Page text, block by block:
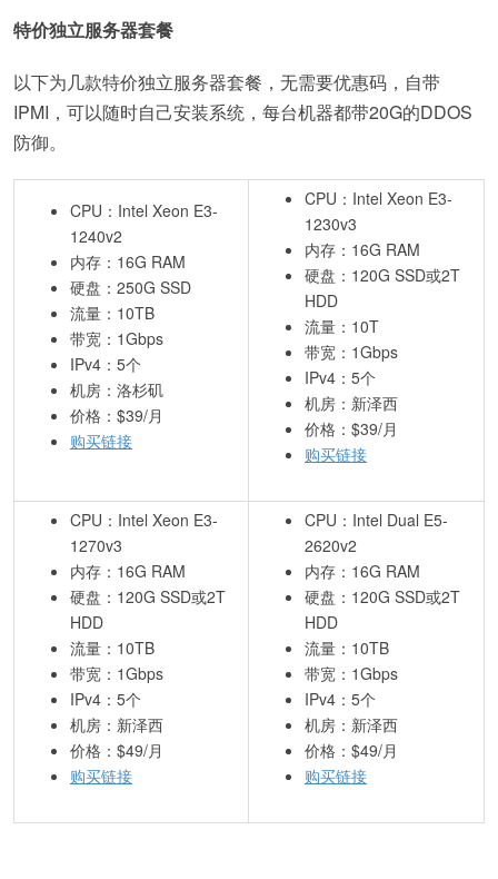
特价独立服务器套餐
以下为几款特价独立服务器套餐，无需要优惠码，自带
IPMI，可以随时自己安装系统，每台机器都带20G的DDOS
防御。
CPU：Intel Xeon E3-
1240v2
内存：16G RAM
硬盘：250G SSD
流量：10TB
带宽：1Gbps
IPv4：5个
机房：洛杉矶
价格：$39/月
购买链接
CPU：Intel Xeon E3-
1230v3
内存：16G RAM
硬盘：120G SSD或2T
HDD
流量：10T
带宽：1Gbps
IPv4：5个
机房：新泽西
价格：$39/月
购买链接
CPU：Intel Xeon E3-
1270v3
内存：16G RAM
硬盘：120G SSD或2T
HDD
流量：10TB
带宽：1Gbps
IPv4：5个
机房：新泽西
价格：$49/月
购买链接
CPU：Intel Dual E5-
2620v2
内存：16G RAM
硬盘：120G SSD或2T
HDD
流量：10TB
带宽：1Gbps
IPv4：5个
机房：新泽西
价格：$49/月
购买链接